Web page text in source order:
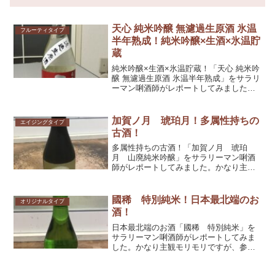
フルーティタイプ
天心 純米吟醸 無濾過生原酒 氷温
半年熟成！純米吟醸×生酒×氷温貯
蔵
純米吟醸×生酒×氷温貯蔵！「天心 純米吟
醸 無濾過生原酒 氷温半年熟成」をサラリ
ーマン唎酒師がレポートしてみました。
エイジングタイプ
加賀ノ月 琥珀月！多属性持ちの
古酒！
多属性持ちの古酒！「加賀ノ月 琥珀
月 山廃純米吟醸」をサラリーマン唎酒
師がレポートしてみました。かなり主観
オリジナルタイプ
國稀 特別純米！日本最北端のお
酒！
日本最北端のお酒「國稀 特別純米」を
サラリーマン唎酒師がレポートしてみま
した。かなり主観モリモリですが、参考